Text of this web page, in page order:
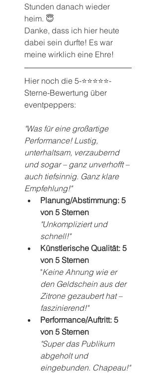
Stunden danach wieder
heim. 😇
Danke, dass ich hier heute
dabei sein durfte! Es war
meine wirklich eine Ehre!
Hier noch die 5-⭐️⭐️⭐️⭐️⭐️-
Sterne-Bewertung über
eventpeppers:
"Was für eine großartige
Performance! Lustig,
unterhaltsam, verzaubernd
und sogar – ganz unverhofft –
auch tiefsinnig. Ganz klare
Empfehlung!"
Planung/Abstimmung: 5
von 5 Sternen
"Unkompliziert und
schnell!"
Künstlerische Qualität: 5
von 5 Sternen
"Keine Ahnung wie er
den Geldschein aus der
Zitrone gezaubert hat –
faszinierend!"
Performance/Auftritt: 5
von 5 Sternen
"Super das Publikum
abgeholt und
eingebunden. Chapeau!"